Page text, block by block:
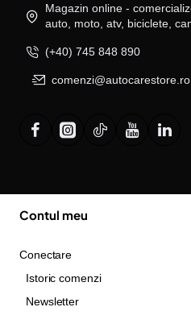
Magazin online -
auto, moto, atv, biciclete,
(+40) 745 848 890
comenzi@autocarestore.ro
Contul meu
Conectare
Istoric comenzi
Newsletter